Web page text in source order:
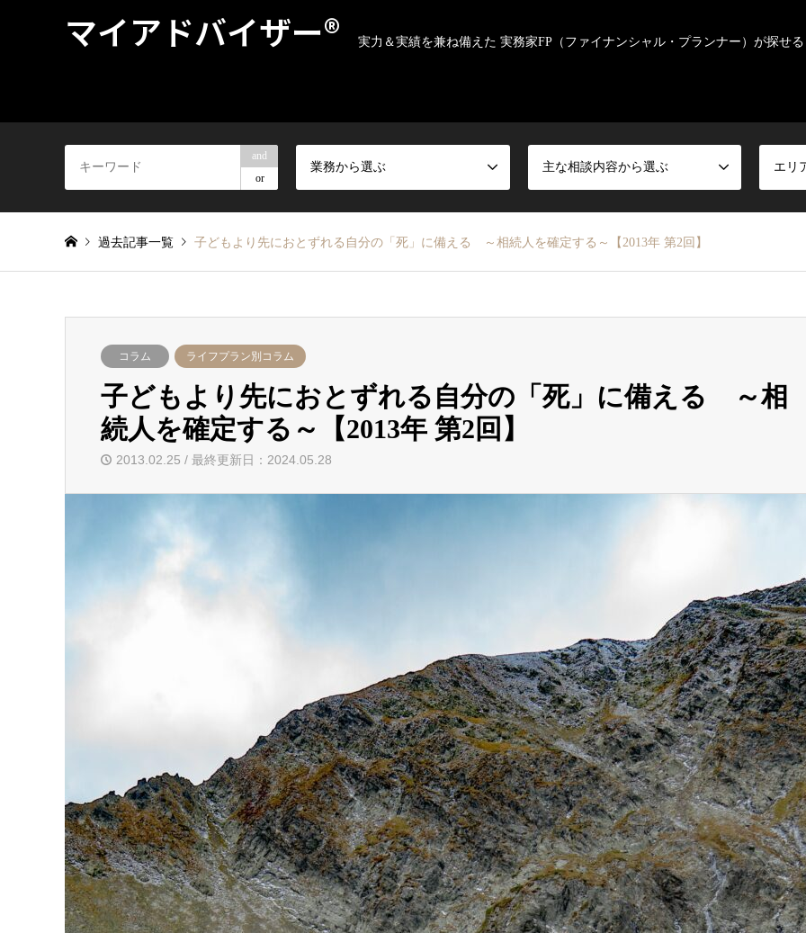
マイアドバイザー® 実力＆実績を兼ね備えた 実務家FP（ファイナンシャル・プランナー）が探せ
and
or
業務から選ぶ 主な相談内容から選ぶ エリ
過去記事一覧 子どもより先におとずれる自分の「死」に備える ～相続人を確定する～【2013年 第2回】
コラム ライフプラン別コラム
子どもより先におとずれる自分の「死」に備える ～相
続人を確定する～【2013年 第2回】
2013.02.25 / 最終更新日：2024.05.28